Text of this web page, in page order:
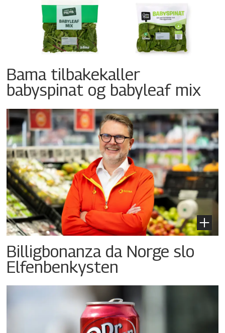
Bama tilbakekaller
babyspinat og babyleaf mix
Billigbonanza da Norge slo
Elfenbenkysten